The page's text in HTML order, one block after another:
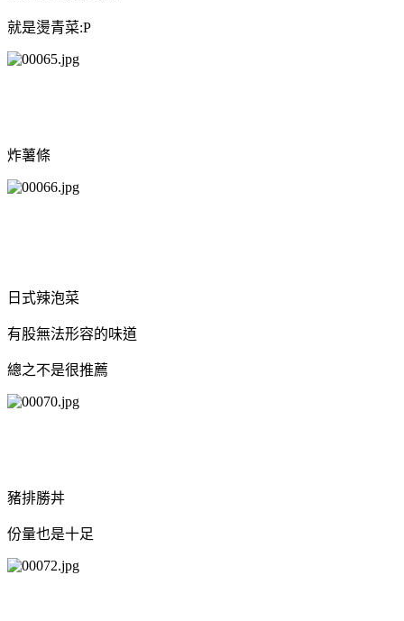
就是燙青菜:P
炸薯條
日式辣泡菜
有股無法形容的味道
總之不是很推薦
豬排勝丼
份量也是十足